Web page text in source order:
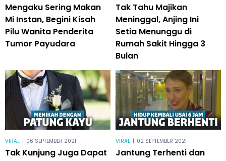
Mengaku Sering Makan
Mi Instan, Begini Kisah
Pilu Wanita Penderita
Tumor Payudara
Tak Tahu Majikan
Meninggal, Anjing Ini
Setia Menunggu di
Rumah Sakit Hingga 3
Bulan
VIRAL | 06 SEPTEMBER 2021
Tak Kunjung Juga Dapat
VIRAL | 02 SEPTEMBER 2021
Jantung Terhenti dan